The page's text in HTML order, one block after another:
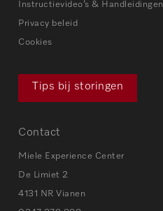
Instructievideo’s & Handleidingen
Privacy beleid
Cookies
Tips bij storingen
Contact
Miele Experience Center
De Limiet 2
4131 NR Vianen